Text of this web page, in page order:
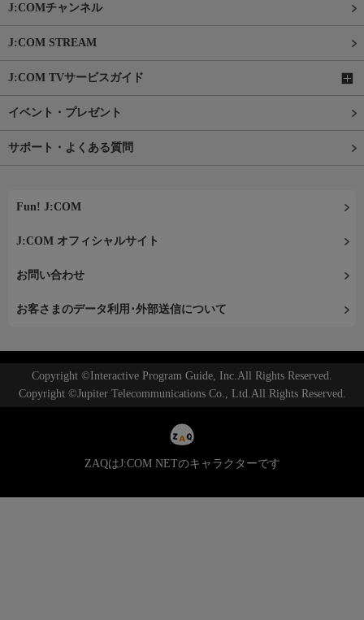
J:COMチャンネル
J:COM STREAM
J:COM TVサービスガイド
イベント・プレゼント
サポート・よくある質問
Fun! J:COM
J:COM オフィシャルサイト
お問い合わせ
お客さまのデータ利用･外部送信について
Copyright ©Interactive Program Guide, Inc.All Rights Reserved.
Copyright ©Jupiter Telecommunications Co., Ltd.All Rights Reserved.
ZAQはJ:COM NETのキャラクターです